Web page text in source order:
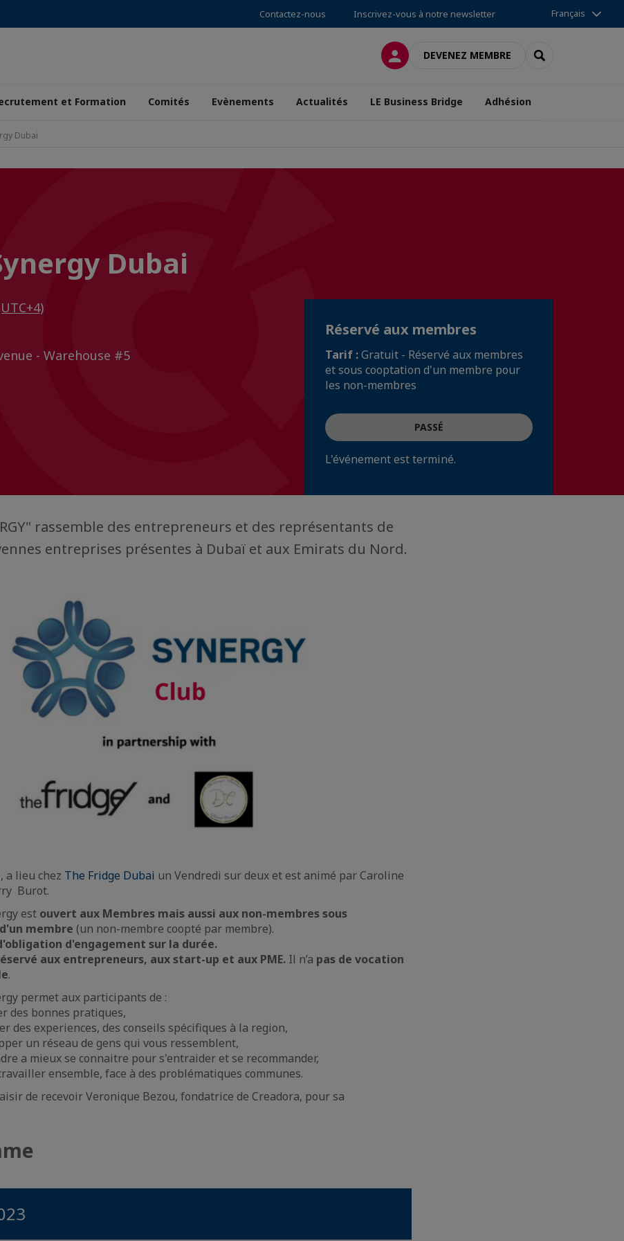
Contactez-nous Inscrivez-vous à notre newsletter Français
CONNEXIONDEVENEZ MEMBRE RECHERCHER
et Formation Comités Evènements Actualités LE Business Bridge Adhésion
Dubai
Dubai
- Warehouse #5
Réservé aux membres
Tarif :Gratuit - Réservé aux membres
et sous cooptation d'un membre pour
les non-membres
PASSÉ
L'événement est terminé.
rassemble des entrepreneurs et des représentants de
entreprises présentes à Dubaï et aux Emirats du Nord.
a lieu chez The Fridge Dubai un Vendredi sur deux et est animé par Caroline
Burot.
est ouvert aux Membres mais aussi aux non-membres sous
membre (un non-membre coopté par membre).
d'engagement sur la durée.
aux entrepreneurs, aux start-up et aux PME. Il n’a pas de vocation
.
permet aux participants de :
des bonnes pratiques,
des experiences, des conseils spécifiques à la region,
un réseau de gens qui vous ressemblent,
a mieux se connaitre pour s'entraider et se recommander,
ensemble, face à des problématiques communes.
de recevoir Veronique Bezou, fondatrice de Creadora, pour sa